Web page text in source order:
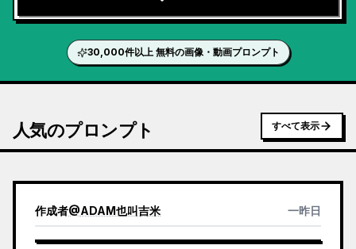
30,000件以上 無料の画像・動画プロンプト
人気のプロンプト すべて表示
作成者@ADAM也叫吉米 一昨日